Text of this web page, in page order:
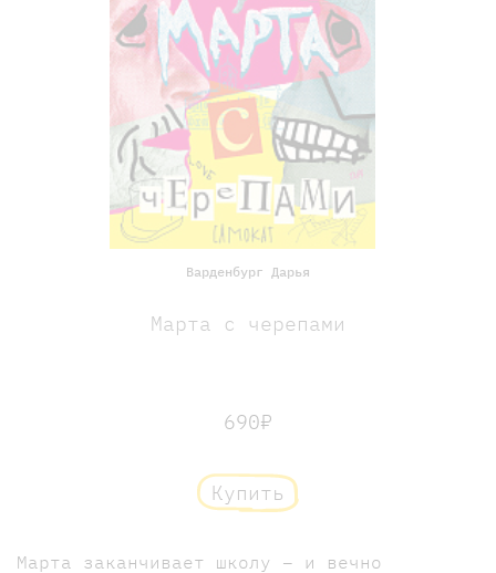
Варденбург Дарья
Марта с черепами
690₽
Купить
Марта заканчивает школу – и вечно